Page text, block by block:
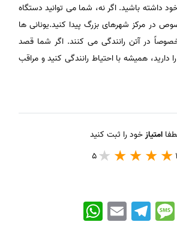
داشته باشید. اگر نه، شما می توانید دستگاه
در مرکز شهرهای بزرگ پیدا کنید.یونانی ها
در آتن رانندگی می کنند. اگر شما قصد
دارید، همیشه با احتیاط رانندگی کنید و مراقب
امتیازخود را ثبت کنید
1
5
WhatsApp EmailTelegramMessage